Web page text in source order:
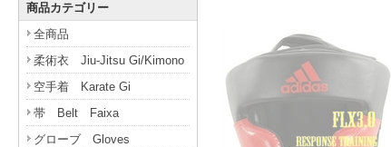
商品カテゴリー
全商品
柔術衣 Jiu-Jitsu Gi/Kimono
空手着 Karate Gi
帯 Belt Faixa
グローブ Gloves